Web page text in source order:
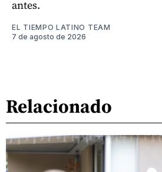
antes.
EL TIEMPO LATINO TEAM
7 de agosto de 2026
Relacionado